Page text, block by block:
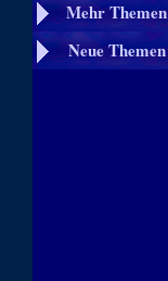
Mehr Themen
Neue Themen